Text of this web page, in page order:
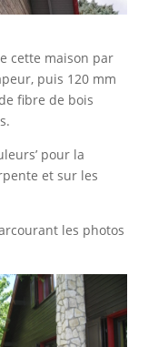
cette maison par
puis 120 mm
fibre de bois
pour la
et sur les
les photos